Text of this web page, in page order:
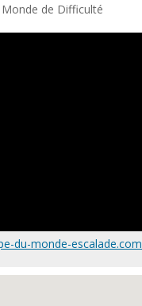
de Difficulté
du-monde-escalade.com